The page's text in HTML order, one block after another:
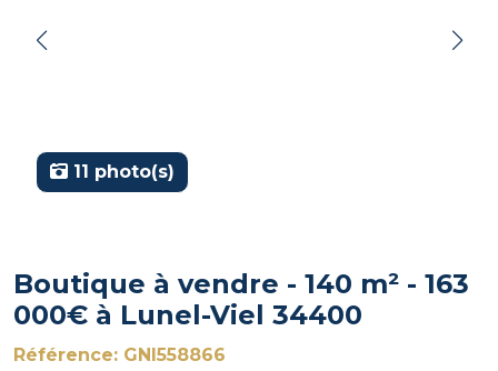
11 photo(s)
Boutique à vendre - 140 m² - 163
000€ à Lunel-Viel 34400
Référence: GNI558866